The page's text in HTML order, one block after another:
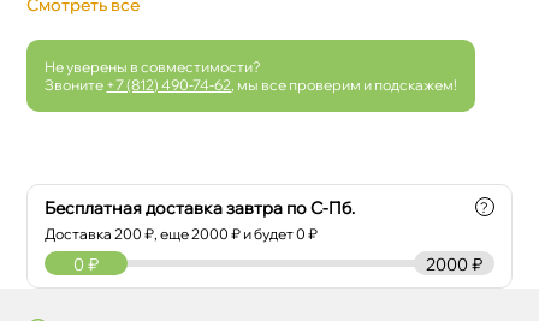
Не уверены в совместимости?
Звоните +7 (812) 490-74-62 , мы все проверим и подскажем!
Бесплатная доставка завтра по С-Пб.
Доставка200 ₽, еще2000 ₽ и будет 0 ₽
?
2000 ₽
0 ₽